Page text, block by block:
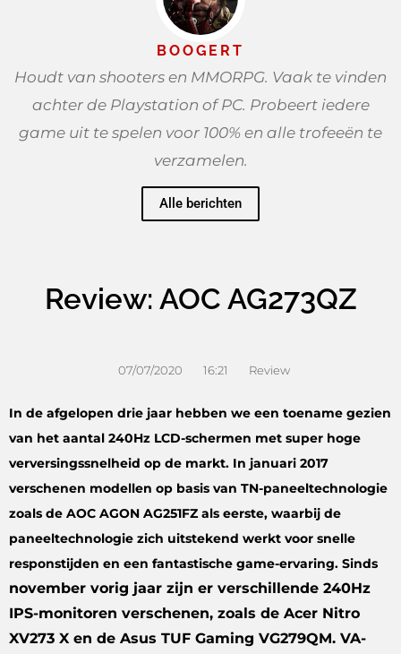
BOOGERT
Houdt van shooters en MMORPG. Vaak te vinden
achter de Playstation of PC. Probeert iedere
game uit te spelen voor 100% en alle trofeeën te
verzamelen.
Alle berichten
Review: AOC AG273QZ
07/07/2020 16:21 Review
In de afgelopen drie jaar hebben we een toename gezien
van het aantal 240Hz LCD-schermen met super hoge
verversingssnelheid op de markt. In januari 2017
verschenen modellen op basis van TN-paneeltechnologie
zoals de AOC AGON AG251FZ als eerste, waarbij de
paneeltechnologie zich uitstekend werkt voor snelle
responstijden en een fantastische game-ervaring. Sinds
november vorig jaar zijn er verschillende 240Hz
IPS-monitoren verschenen, zoals de Acer Nitro
XV273 X en de Asus TUF Gaming VG279QM. VA-